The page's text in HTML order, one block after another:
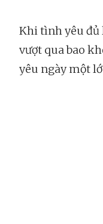
Khi tình yêu đủ
vượt qua bao
yêu ngày một